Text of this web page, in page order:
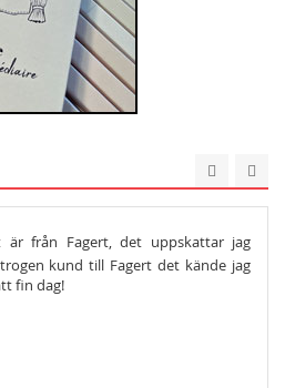
är från Fagert, det uppskattar jag
kund till Fagert det kände jag
fin dag!